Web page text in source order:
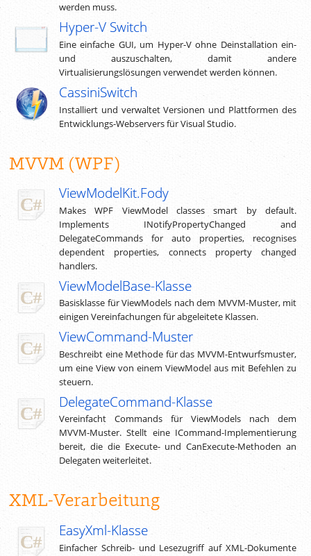
werden muss.
Hyper-V Switch
Eine einfache GUI, um Hyper-V ohne Deinstallation ein-
und auszuschalten, damit andere
Virtualisierungslösungen verwendet werden können.
CassiniSwitch
Installiert und verwaltet Versionen und Plattformen des
Entwicklungs-Webservers für Visual Studio.
MVVM (WPF)
ViewModelKit.Fody
Makes WPF ViewModel classes smart by default.
Implements INotifyPropertyChanged and
DelegateCommands for auto properties, recognises
dependent properties, connects property changed
handlers.
ViewModelBase-Klasse
Basisklasse für ViewModels nach dem MVVM-Muster, mit
einigen Vereinfachungen für abgeleitete Klassen.
ViewCommand-Muster
Beschreibt eine Methode für das MVVM-Entwurfsmuster,
um eine View von einem View­Model aus mit Befehlen zu
steuern.
DelegateCommand-Klasse
Vereinfacht Commands für ViewModels nach dem
MVVM-Muster. Stellt eine ICommand-Implementierung
bereit, die die Execute- und CanExecute-Methoden an
Delegaten weiterleitet.
XML-Verarbeitung
EasyXml-Klasse
Einfacher Schreib- und Lesezugriff auf XML-Dokumente